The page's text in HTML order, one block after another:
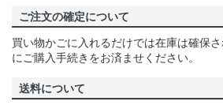
ご注文の確定について
買い物かごに入れるだけでは在庫は確保
にご購入手続きをお済ませください。
送料について